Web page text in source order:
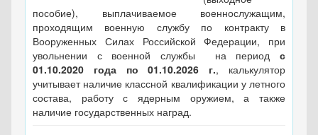
пособие), выплачиваемое военнослужащим,
проходящим военную службу по контракту в
Вооруженных Силах Российской Федерации, при
увольнении с военной службы на период с
01.10.2020 года по 01.10.2026 г., калькулятор
учитывает наличие классной квалификации у летного
состава, работу с ядерным оружием, а также
наличие государственных наград.